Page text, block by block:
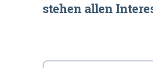
stehen allen